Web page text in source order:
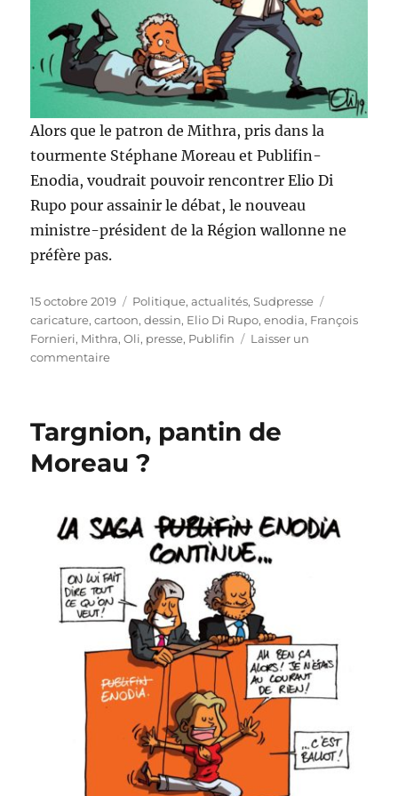
Alors que le patron de Mithra, pris dans la
tourmente Stéphane Moreau et Publifin-
Enodia, voudrait pouvoir rencontrer Elio Di
Rupo pour assainir le débat, le nouveau
ministre-président de la Région wallonne ne
préfère pas.
Publié
le
15 octobre 2019 Catégories
Politique, actualités,Sudpresse
caricature,cartoon,dessin, Elio Di Rupo,enodia, François
Fornieri, Mithra,Oli, presse, Publifin
Laisser un
commentairesur
veut
Fornieri
Targnion, pantin de
Moreau ?